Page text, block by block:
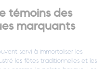
témoins des
marquants
servi à immortaliser les
les fêtes traditionnelles et les